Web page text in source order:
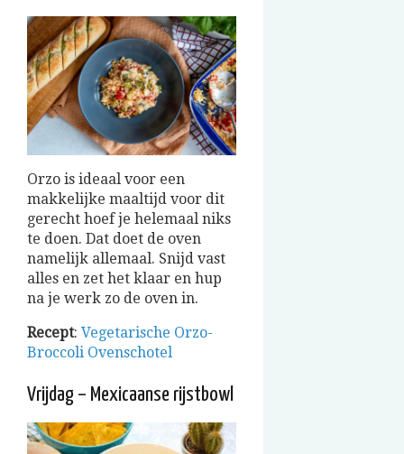
Orzo is ideaal voor een
makkelijke maaltijd voor dit
gerecht hoef je helemaal niks
te doen. Dat doet de oven
namelijk allemaal. Snijd vast
alles en zet het klaar en hup
na je werk zo de oven in.
Recept: Vegetarische Orzo-
Broccoli Ovenschotel
Vrijdag – Mexicaanse rijstbowl